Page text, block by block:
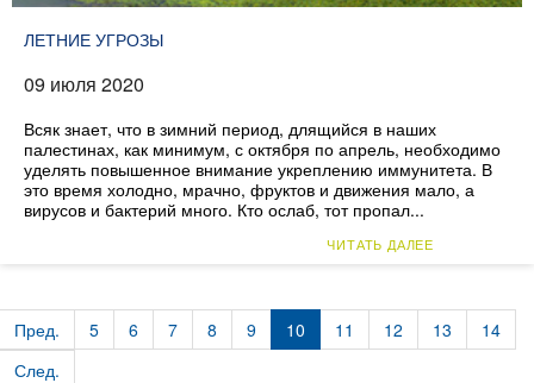
ЛЕТНИЕ УГРОЗЫ
09 июля 2020
Всяк знает, что в зимний период, длящийся в наших
палестинах, как минимум, с октября по апрель, необходимо
уделять повышенное внимание укреплению иммунитета. В
это время холодно, мрачно, фруктов и движения мало, а
вирусов и бактерий много. Кто ослаб, тот пропал...
ЧИТАТЬ ДАЛЕЕ
Пред. 5 6 7 8 9 10 11 12 13
14
След.